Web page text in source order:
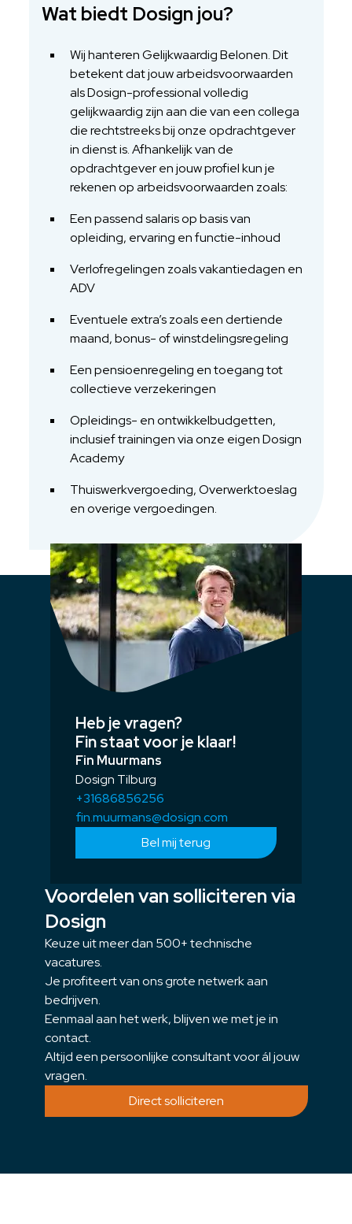
Wat biedt Dosign jou?
Wij hanteren Gelijkwaardig Belonen. Dit
betekent dat jouw arbeidsvoorwaarden
als Dosign-professional volledig
gelijkwaardig zijn aan die van een collega
die rechtstreeks bij onze opdrachtgever
in dienst is. Afhankelijk van de
opdrachtgever en jouw profiel kun je
rekenen op arbeidsvoorwaarden zoals:
Een passend salaris op basis van
opleiding, ervaring en functie-inhoud
Verlofregelingen zoals vakantiedagen en
ADV
Eventuele extra’s zoals een dertiende
maand, bonus- of winstdelingsregeling
Een pensioenregeling en toegang tot
collectieve verzekeringen
Opleidings- en ontwikkelbudgetten,
inclusief trainingen via onze eigen Dosign
Academy
Thuiswerkvergoeding, Overwerktoeslag
en overige vergoedingen.
Heb je vragen?
Fin staat voor je klaar!
Fin Muurmans
Dosign Tilburg
+31686856256
fin.muurmans@dosign.com
Bel mij terug
Voordelen van solliciteren via
Dosign
Keuze uit meer dan 500+ technische
vacatures.
Je profiteert van ons grote netwerk aan
bedrijven.
Eenmaal aan het werk, blijven we met je in
contact.
Altijd een persoonlijke consultant voor ál jouw
vragen.
Direct solliciteren